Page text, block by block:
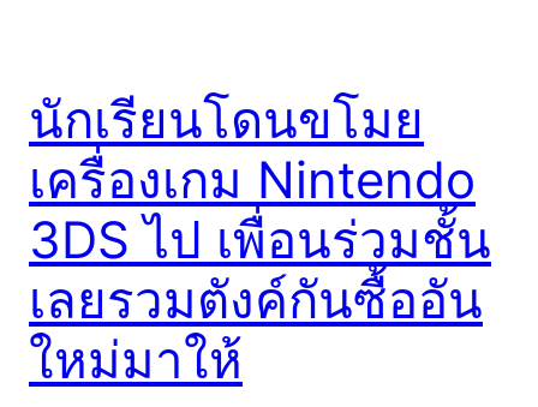
นักเรียนโดนขโมย
เครื่องเกม Nintendo
3DS ไป เพื่อนร่วมชั้น
เลยรวมตังค์กันซื้ออัน
ใหม่มาให้